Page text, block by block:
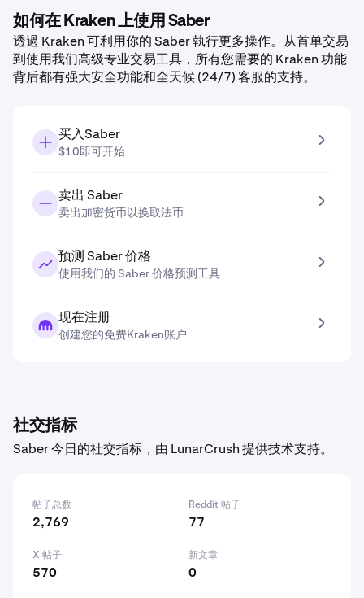
如何在 Kraken 上使用 Saber
透過 Kraken 可利用你的 Saber 執行更多操作。从首单交易
到使用我们高级专业交易工具，所有您需要的 Kraken 功能
背后都有强大安全功能和全天候 (24/7) 客服的支持。
买入Saber
$10即可开始
卖出 Saber
卖出加密货币以换取法币
预测 Saber 价格
使用我们的 Saber 价格预测工具
现在注册
创建您的免费Kraken账户
社交指标
Saber 今日的社交指标，由 LunarCrush 提供技术支持。
帖子总数
2,769
Reddit 帖子
77
X 帖子
570
新文章
0